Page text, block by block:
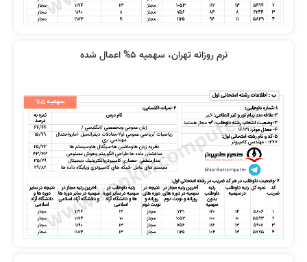
تدریس زیبا و بیان شیوا فیلم‌ درس و تست کافیست
فیلم های استاد رضوی از همه نظر
عالی بودند
کیفیت و نحوه تدریس و قدرت بیان
اساتید از همه نظر خوب بود
نرم روزانه تهران، سهمیه 5% اعمال شده